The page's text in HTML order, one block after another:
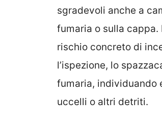
sgradevoli anche a
fumaria o sulla cappa.
rischio concreto di
l’ispezione, lo
fumaria, individuando
uccelli o altri detriti.